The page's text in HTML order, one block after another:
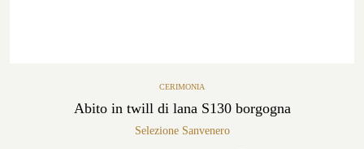
CERIMONIA
Abito in twill di lana S130 borgogna
Selezione Sanvenero